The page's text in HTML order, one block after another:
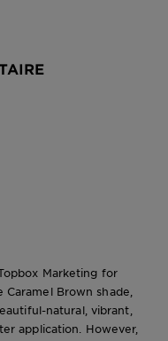
Marketing for
Brown shade,
natural, vibrant,
application. However,